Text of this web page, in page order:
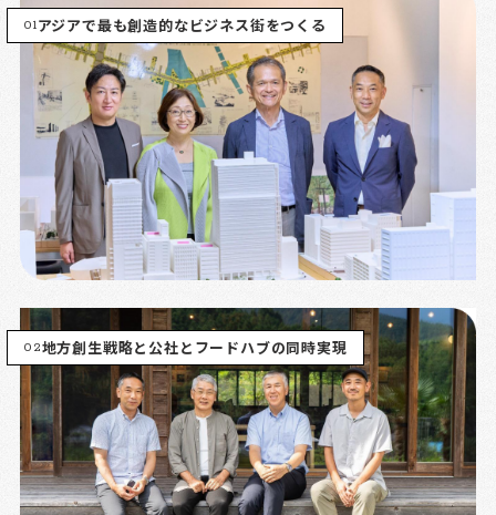
01アジアで最も創造的なビジネス街をつくる
02地方創生戦略と公社とフードハブの同時実現